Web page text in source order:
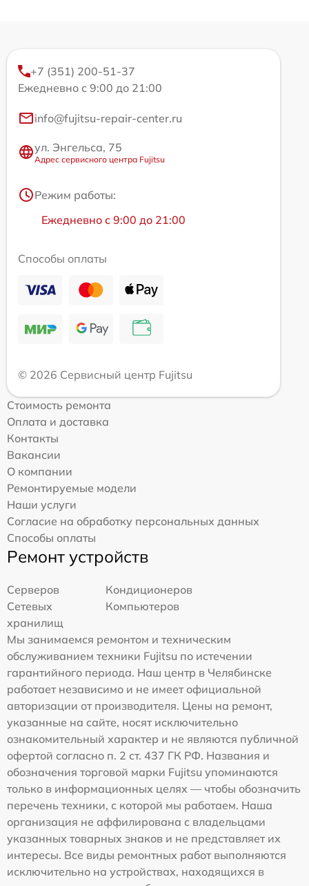
+7 (351) 200-51-37
Ежедневно с 9:00 до 21:00
info@fujitsu-repair-center.ru
ул. Энгельса, 75
Адрес сервисного центра Fujitsu
Режим работы:
Ежедневно с 9:00 до 21:00
Способы оплаты
© 2026 Сервисный центр Fujitsu
Стоимость ремонта
Оплата и доставка
Контакты
Вакансии
О компании
Ремонтируемые модели
Наши услуги
Согласие на обработку персональных данных
Способы оплаты
Ремонт устройств
Серверов
Кондиционеров
Сетевых
хранилищ
Компьютеров
Мы занимаемся ремонтом и техническим
обслуживанием техники Fujitsu по истечении
гарантийного периода. Наш центр в Челябинске
работает независимо и не имеет официальной
авторизации от производителя. Цены на ремонт,
указанные на сайте, носят исключительно
ознакомительный характер и не являются публичной
офертой согласно п. 2 ст. 437 ГК РФ. Названия и
обозначения торговой марки Fujitsu упоминаются
только в информационных целях — чтобы обозначить
перечень техники, с которой мы работаем. Наша
организация не аффилирована с владельцами
указанных товарных знаков и не представляет их
интересы. Все виды ремонтных работ выполняются
исключительно на устройствах, находящихся в